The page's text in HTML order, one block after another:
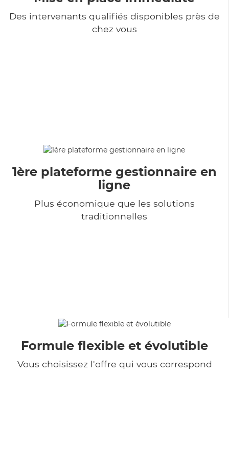
Des intervenants qualifiés disponibles près de
chez vous
1ère plateforme gestionnaire en
ligne
Plus économique que les solutions
traditionnelles
Formule flexible et évolutible
Vous choisissez l'offre qui vous correspond